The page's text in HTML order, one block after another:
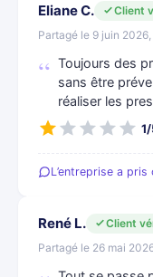
Eliane C.
Client
Partagé le 9 juin
Toujours des
sans être
réaliser les
L’entreprise a
René L.
Client
Partagé le 26 mai